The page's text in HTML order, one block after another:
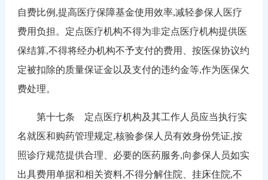
自费比例,提高医疗保障基金使用效率,减轻参保人医疗
费用负担。定点医疗机构不得为非定点医疗机构提供医
保结算,不得将经办机构不予支付的费用、按医保协议约
定被扣除的质量保证金以及支付的违约金等,作为医保欠
费处理。
第十七条 定点医疗机构及其工作人员应当执行实
名就医和购药管理规定,核验参保人员有效身份凭证,按
照诊疗规范提供合理、必要的医药服务,向参保人员如实
出具费用单据和相关资料,不得分解住院、挂床住院,不